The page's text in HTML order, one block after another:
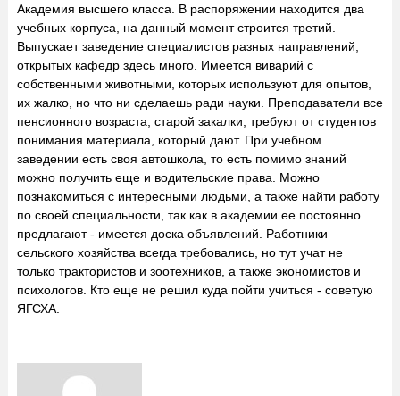
Академия высшего класса. В распоряжении находится два
учебных корпуса, на данный момент строится третий.
Выпускает заведение специалистов разных направлений,
открытых кафедр здесь много. Имеется виварий с
собственными животными, которых используют для опытов,
их жалко, но что ни сделаешь ради науки. Преподаватели все
пенсионного возраста, старой закалки, требуют от студентов
понимания материала, который дают. При учебном
заведении есть своя автошкола, то есть помимо знаний
можно получить еще и водительские права. Можно
познакомиться с интересными людьми, а также найти работу
по своей специальности, так как в академии ее постоянно
предлагают - имеется доска объявлений. Работники
сельского хозяйства всегда требовались, но тут учат не
только трактористов и зоотехников, а также экономистов и
психологов. Кто еще не решил куда пойти учиться - советую
ЯГСХА.